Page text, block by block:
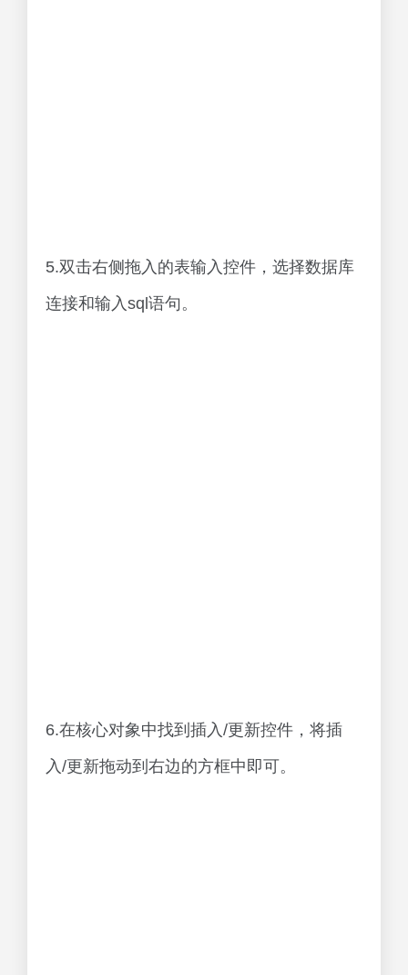
5.双击右侧拖入的表输入控件，选择数据库
连接和输入sql语句。
6.在核心对象中找到插入/更新控件，将插
入/更新拖动到右边的方框中即可。